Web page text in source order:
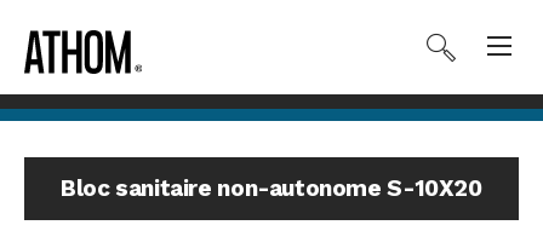
Bloc sanitaire non-autonome S-10X20